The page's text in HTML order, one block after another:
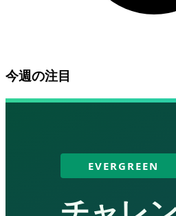
今週の注目